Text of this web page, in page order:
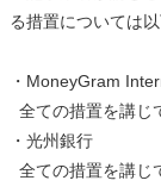
る措置については以
・MoneyGram
全ての措置を講じ
・光州銀行
全ての措置を講じ